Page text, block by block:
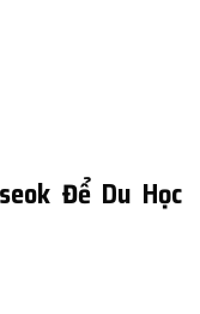
Để Du Học